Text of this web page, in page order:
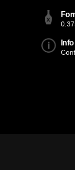
Info